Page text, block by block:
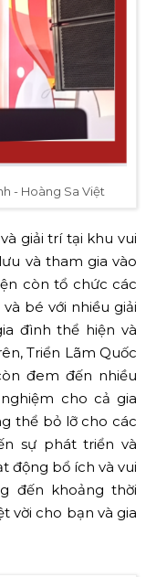
- Hoàng Sa Việt
giải trí tại khu vui
và tham gia vào
còn tổ chức các
bé với nhiều giải
đình thể hiện và
Triển Lãm Quốc
đem đến nhiều
cho cả gia
thể bỏ lỡ cho các
sự phát triển và
động bổ ích và vui
đến khoảng thời
vời cho bạn và gia